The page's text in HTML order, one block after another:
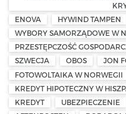
ENOVA
HYWIND TAMPEN
WYBORY SAMORZĄDOWE W
PRZESTĘPCZOŚĆ
SZWECJA
OBOS
JON
FOTOWOLTAIKA W NORWEGII
KREDYT HIPOTECZNY W
KREDYT
UBEZPIECZENIE